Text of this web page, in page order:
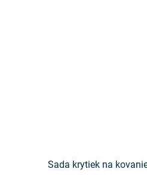
Sada krytiek na